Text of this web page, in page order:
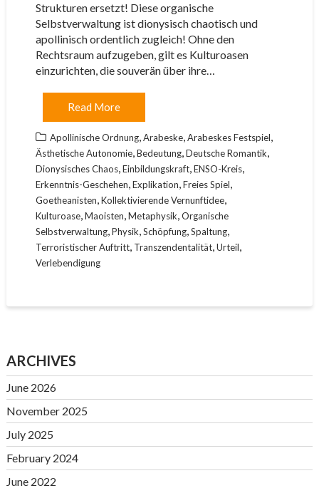
Strukturen ersetzt! Diese organische
Selbstverwaltung ist dionysisch chaotisch und
apollinisch ordentlich zugleich! Ohne den
Rechtsraum aufzugeben, gilt es Kulturoasen
einzurichten, die souverän über ihre…
Read More
Apollinische Ordnung,Arabeske,Arabeskes Festspiel,
Ästhetische Autonomie,Bedeutung,Deutsche Romantik,
Dionysisches Chaos,Einbildungskraft,ENSO-Kreis,
Erkenntnis-Geschehen,Explikation,Freies Spiel,
Goetheanisten,Kollektivierende Vernunftidee,
Kulturoase,Maoisten,Metaphysik,Organische
Selbstverwaltung,Physik,Schöpfung,Spaltung,
Terroristischer Auftritt, Transzendentalität,Urteil,
Verlebendigung
ARCHIVES
June 2026
November 2025
July 2025
February 2024
June 2022